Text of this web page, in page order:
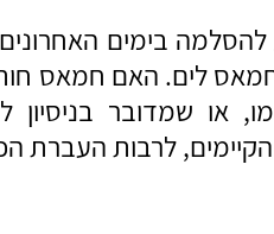
להסלמה בימים
לים. האם חמאס
או שמדובר
לרבות העברת